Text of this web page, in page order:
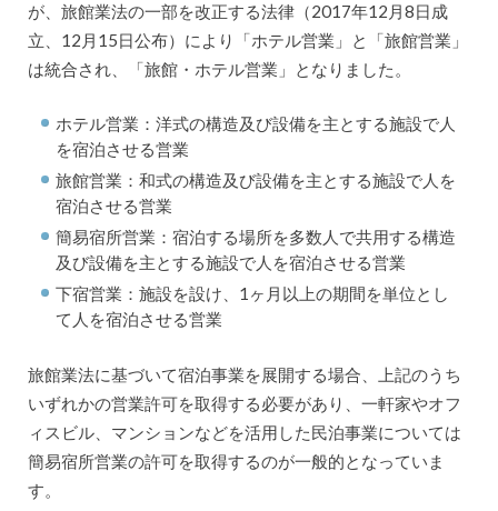
が、旅館業法の一部を改正する法律（2017年12月8日成
立、12月15日公布）により「ホテル営業」と「旅館営業」
は統合され、「旅館・ホテル営業」となりました。
ホテル営業：洋式の構造及び設備を主とする施設で人
を宿泊させる営業
旅館営業：和式の構造及び設備を主とする施設で人を
宿泊させる営業
簡易宿所営業：宿泊する場所を多数人で共用する構造
及び設備を主とする施設で人を宿泊させる営業
下宿営業：施設を設け、1ヶ月以上の期間を単位とし
て人を宿泊させる営業
旅館業法に基づいて宿泊事業を展開する場合、上記のうち
いずれかの営業許可を取得する必要があり、一軒家やオフ
ィスビル、マンションなどを活用した民泊事業については
簡易宿所営業の許可を取得するのが一般的となっていま
す。